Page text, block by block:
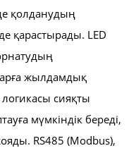
қолданудың
қарастырады. LED
жылдамдық
логикасы сияқты
мүмкіндік береді,
RS485 (Modbus),